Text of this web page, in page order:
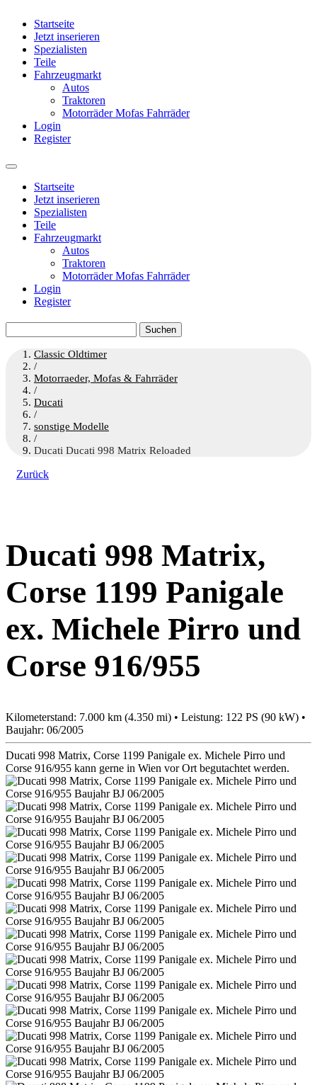
Startseite
Jetzt inserieren
Spezialisten
Teile
Fahrzeugmarkt
Autos
Traktoren
Motorräder Mofas Fahrräder
Login
Register
Startseite
Jetzt inserieren
Spezialisten
Teile
Fahrzeugmarkt
Autos
Traktoren
Motorräder Mofas Fahrräder
Login
Register
nach:
Classic Oldtimer
/
Motorraeder, Mofas & Fahrräder
/
Ducati
/
sonstige Modelle
/
Ducati Ducati 998 Matrix Reloaded
Zurück
Ducati 998 Matrix,
Corse 1199 Panigale
ex. Michele Pirro und
Corse 916/955
Kilometerstand: 7.000 km (4.350 mi) • Leistung: 122 PS (90 kW) •
Baujahr: 06/2005
Ducati 998 Matrix, Corse 1199 Panigale ex. Michele Pirro und
Corse 916/955 kann gerne in Wien vor Ort begutachtet werden.